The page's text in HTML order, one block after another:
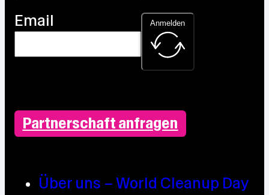
Partnerschaft anfragen
Über uns – World Cleanup Day
Email Anmelden